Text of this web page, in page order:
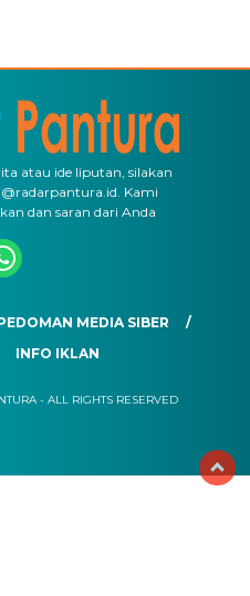
atau ide liputan, silakan
Kami
dan saran dari Anda
MEDIA SIBER
INFO IKLAN
- ALL RIGHTS RESERVED